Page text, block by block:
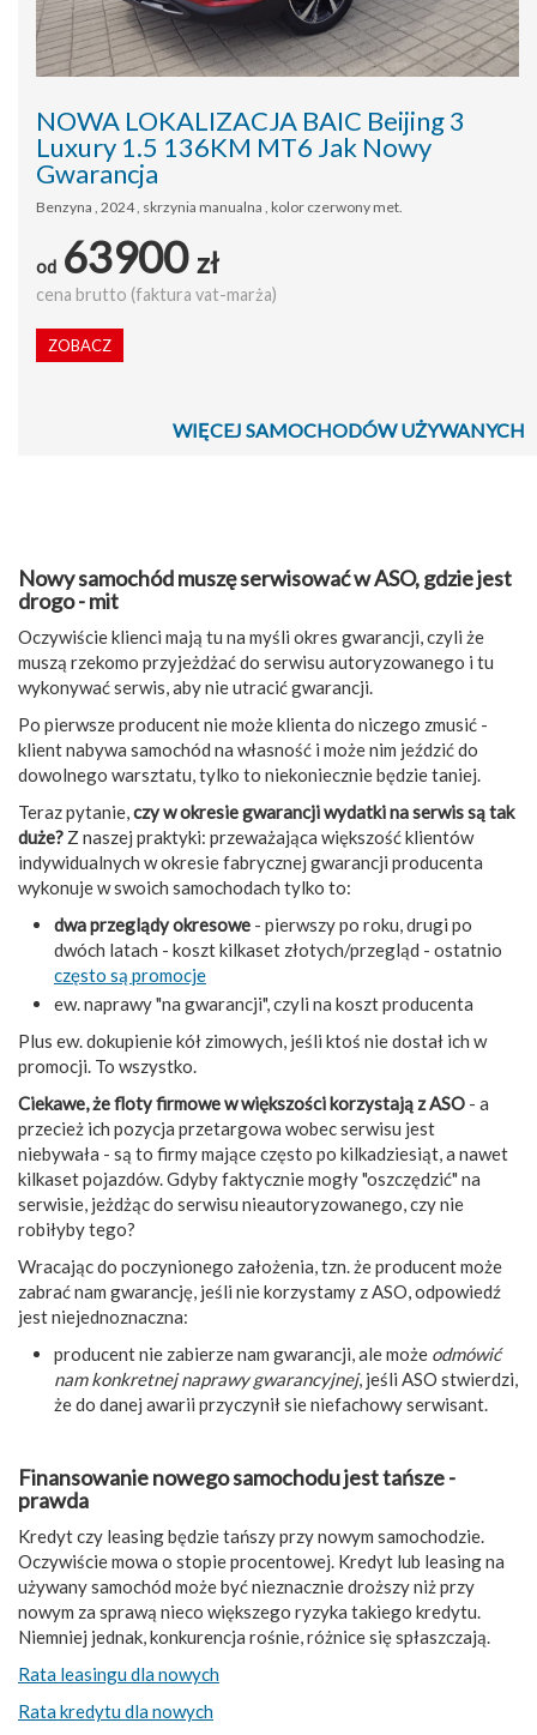
NOWA LOKALIZACJA BAIC Beijing 3
Luxury 1.5 136KM MT6 Jak Nowy
Gwarancja
Benzyna , 2024 , skrzynia manualna , kolor czerwony met.
od 63900 zł
cena brutto (faktura vat-marża)
ZOBACZ
WIĘCEJ SAMOCHODÓW UŻYWANYCH
Nowy samochód muszę serwisować w ASO, gdzie jest
drogo - mit
Oczywiście klienci mają tu na myśli okres gwarancji, czyli że
muszą rzekomo przyjeżdżać do serwisu autoryzowanego i tu
wykonywać serwis, aby nie utracić gwarancji.
Po pierwsze producent nie może klienta do niczego zmusić -
klient nabywa samochód na własność i może nim jeździć do
dowolnego warsztatu, tylko to niekoniecznie będzie taniej.
Teraz pytanie,czy w okresie gwarancji wydatki na serwis są tak
duże? Z naszej praktyki: przeważająca większość klientów
indywidualnych w okresie fabrycznej gwarancji producenta
wykonuje w swoich samochodach tylko to:
dwa przeglądy okresowe - pierwszy po roku, drugi po
dwóch latach - koszt kilkaset złotych/przegląd - ostatnio
często są promocje
ew. naprawy "na gwarancji", czyli na koszt producenta
Plus ew. dokupienie kół zimowych, jeśli ktoś nie dostał ich w
promocji. To wszystko.
Ciekawe, że floty firmowe w większości korzystają z ASO - a
przecież ich pozycja przetargowa wobec serwisu jest
niebywała - są to firmy mające często po kilkadziesiąt, a nawet
kilkaset pojazdów. Gdyby faktycznie mogły "oszczędzić" na
serwisie, jeżdżąc do serwisu nieautoryzowanego, czy nie
robiłyby tego?
Wracając do poczynionego założenia, tzn. że producent może
zabrać nam gwarancję, jeśli nie korzystamy z ASO, odpowiedź
jest niejednoznaczna:
producent nie zabierze nam gwarancji, ale może odmówić
nam konkretnej naprawy gwarancyjnej, jeśli ASO stwierdzi,
że do danej awarii przyczynił sie niefachowy serwisant.
Finansowanie nowego samochodu jest tańsze -
prawda
Kredyt czy leasing będzie tańszy przy nowym samochodzie.
Oczywiście mowa o stopie procentowej. Kredyt lub leasing na
używany samochód może być nieznacznie droższy niż przy
nowym za sprawą nieco większego ryzyka takiego kredytu.
Niemniej jednak, konkurencja rośnie, różnice się spłaszczają.
Rata leasingu dla nowych
Rata kredytu dla nowych